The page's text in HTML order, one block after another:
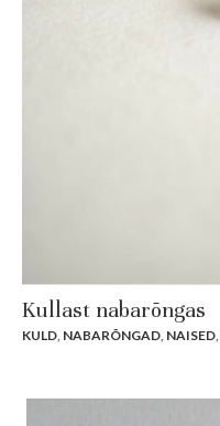
Kullast nabarõngas
KULD, NABARÕNGAD, NAISED,